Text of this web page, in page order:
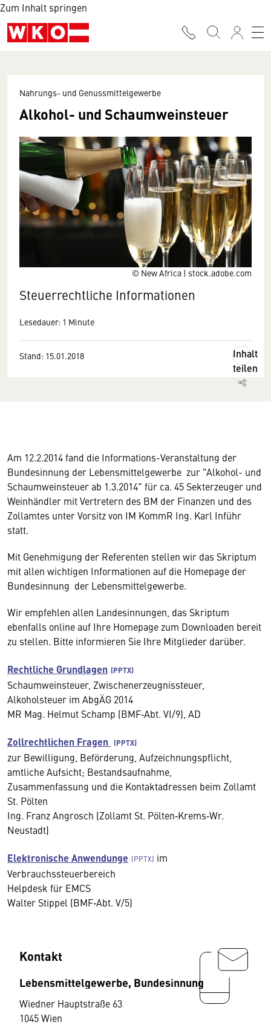
Zum Inhalt springen
© New Africa | stock.adobe.com
Nahrungs- und Genussmittelgewerbe
Alkohol- und Schaumweinsteuer
Steuerrechtliche Informationen
Lesedauer: 1 Minute
Stand: 15.01.2018
Inhalt
teilen
Am 12.2.2014 fand die Informations-Veranstaltung der
Bundesinnung der Lebensmittelgewerbe zur "Alkohol- und
Schaumweinsteuer ab 1.3.2014" für ca. 45 Sekterzeuger und
Weinhändler mit Vertretern des BM der Finanzen und des
Zollamtes unter Vorsitz von IM KommR Ing. Karl Inführ
statt.
Mit Genehmigung der Referenten stellen wir das Skriptum
mit allen wichtigen Informationen auf die Homepage der
Bundesinnung der Lebensmittelgewerbe.
Wir empfehlen allen Landesinnungen, das Skriptum
ebenfalls online auf Ihre Homepage zum Downloaden bereit
zu stellen. Bitte informieren Sie Ihre Mitglieder darüber.
Rechtliche Grundlagen
Schaumweinsteuer, Zwischenerzeugnissteuer,
Alkoholsteuer im AbgÄG 2014
MR Mag. Helmut Schamp (BMF‐Abt. VI/9), AD
Zollrechtlichen Fragen
zur Bewilligung, Beförderung, Aufzeichnungspflicht,
amtliche Aufsicht; Bestandsaufnahme,
Zusammenfassung und die Kontaktadressen beim Zollamt
St. Pölten
Ing. Franz Angrosch (Zollamt St. Pölten‐Krems‐Wr.
Neustadt)
Elektronische Anwendunge
im
Verbrauchssteuerbereich
Helpdesk für EMCS
Walter Stippel (BMF‐Abt. V/5)
Kontakt
Lebensmittelgewerbe, Bundesinnung
Wiedner Hauptstraße 63
1045 Wien